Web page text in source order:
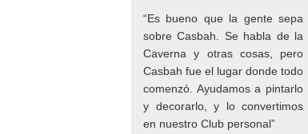
“Es bueno que la gente sepa
sobre Casbah. Se habla de la
Caverna y otras cosas, pero
Casbah fue el lugar donde todo
comenzó. Ayudamos a pintarlo
y decorarlo, y lo convertimos
en nuestro Club personal”